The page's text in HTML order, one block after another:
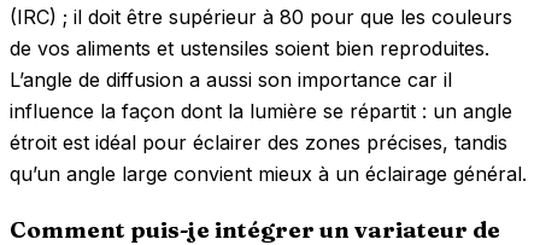
(IRC) ; il doit être supérieur à 80 pour que les couleurs
de vos aliments et ustensiles soient bien reproduites.
L’angle de diffusion a aussi son importance car il
influence la façon dont la lumière se répartit : un angle
étroit est idéal pour éclairer des zones précises, tandis
qu’un angle large convient mieux à un éclairage général.
Comment puis-je intégrer un variateur de